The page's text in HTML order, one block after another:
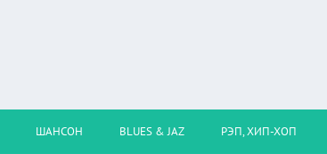
ШАНСОН BLUES & JAZ РЭП, ХИП-ХОП